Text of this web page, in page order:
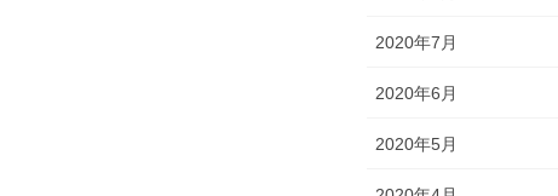
2020年7月
2020年6月
2020年5月